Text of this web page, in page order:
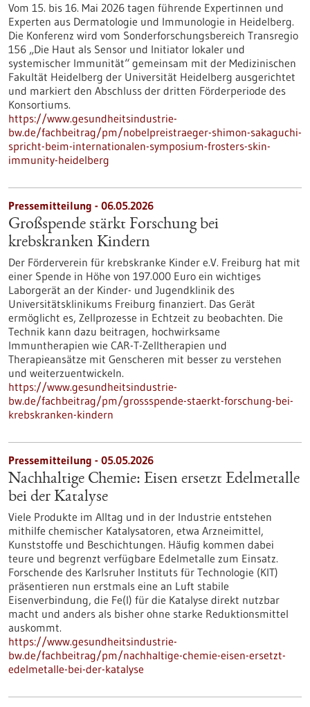
Vom 15. bis 16. Mai 2026 tagen führende Expertinnen und
Experten aus Dermatologie und Immunologie in Heidelberg.
Die Konferenz wird vom Sonderforschungsbereich Transregio
156 „Die Haut als Sensor und Initiator lokaler und
systemischer Immunität“ gemeinsam mit der Medizinischen
Fakultät Heidelberg der Universität Heidelberg ausgerichtet
und markiert den Abschluss der dritten Förderperiode des
Konsortiums.
https://www.gesundheitsindustrie-
bw.de/fachbeitrag/pm/nobelpreistraeger-shimon-sakaguchi-
spricht-beim-internationalen-symposium-frosters-skin-
immunity-heidelberg
Pressemitteilung - 06.05.2026
Großspende stärkt Forschung bei
krebskranken Kindern
Der Förderverein für krebskranke Kinder e.V. Freiburg hat mit
einer Spende in Höhe von 197.000 Euro ein wichtiges
Laborgerät an der Kinder- und Jugendklinik des
Universitätsklinikums Freiburg finanziert. Das Gerät
ermöglicht es, Zellprozesse in Echtzeit zu beobachten. Die
Technik kann dazu beitragen, hochwirksame
Immuntherapien wie CAR-T-Zelltherapien und
Therapieansätze mit Genscheren mit besser zu verstehen
und weiterzuentwickeln.
https://www.gesundheitsindustrie-
bw.de/fachbeitrag/pm/grossspende-staerkt-forschung-bei-
krebskranken-kindern
Pressemitteilung - 05.05.2026
Nachhaltige Chemie: Eisen ersetzt Edelmetalle
bei der Katalyse
Viele Produkte im Alltag und in der Industrie entstehen
mithilfe chemischer Katalysatoren, etwa Arzneimittel,
Kunststoffe und Beschichtungen. Häufig kommen dabei
teure und begrenzt verfügbare Edelmetalle zum Einsatz.
Forschende des Karlsruher Instituts für Technologie (KIT)
präsentieren nun erstmals eine an Luft stabile
Eisenverbindung, die Fe(I) für die Katalyse direkt nutzbar
macht und anders als bisher ohne starke Reduktionsmittel
auskommt.
https://www.gesundheitsindustrie-
bw.de/fachbeitrag/pm/nachhaltige-chemie-eisen-ersetzt-
edelmetalle-bei-der-katalyse